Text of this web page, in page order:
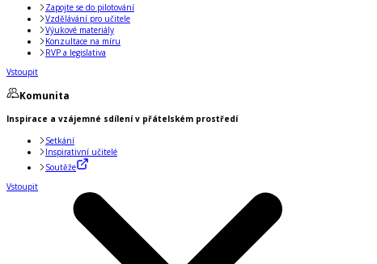
Zapojte se do pilotování
Vzdělávání pro učitele
Výukové materiály
Konzultace na míru
RVP a legislativa
Vstoupit
Komunita
Inspirace a vzájemné sdílení v přátelském prostředí
Setkání
Inspirativní učitelé
Soutěže
Vstoupit